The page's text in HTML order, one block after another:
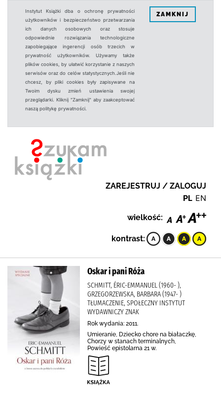
Instytut Książki dba o ochronę prywatności
użytkowników i bezpieczeństwo przetwarzania
ich danych osobowych oraz stosuje
odpowiednie rozwiązania technologiczne
zapobiegające ingerencji osób trzecich w
prywatność użytkowników. Używamy także
plików cookies, by ułatwić korzystanie z naszych
serwisów oraz do celów statystycznych.Jeśli nie
chcesz, by pliki cookies były zapisywane na
Twoim dysku zmień ustawienia swojej
przeglądarki. Kliknij "Zamknij" aby zaakceptować
naszą politykę prywatności.
ZAMKNIJ
ZAREJESTRUJ / ZALOGUJ
PL EN
wielkość:
kontrast:
Oskar i pani Róża
SCHMITT, ÉRIC-EMMANUEL (1960- ),
GRZEGORZEWSKA, BARBARA (1947- )
TŁUMACZENIE, SPOŁECZNY INSTYTUT
WYDAWNICZY ZNAK
Rok wydania: 2011.
Umieranie, Dziecko chore na białaczkę,
Chorzy w stanach terminalnych,
Powieść epistolarna 21 w.